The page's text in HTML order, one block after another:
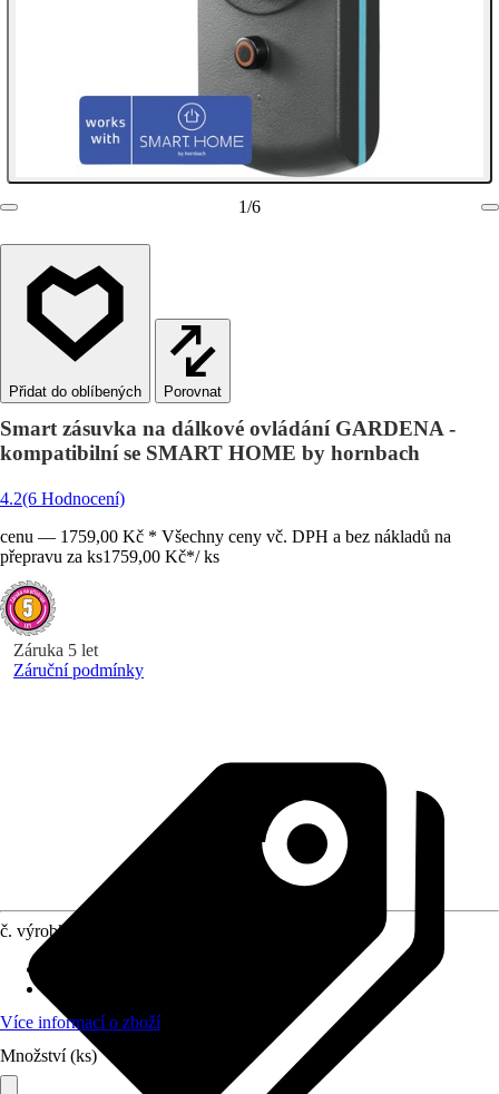
1/6
Porovnat
Smart zásuvka na dálkové ovládání GARDENA -
kompatibilní se SMART HOME by hornbach
4.2(6 Hodnocení)
cenu — 1759,00 Kč * Všechny ceny vč. DPH a bez nákladů na
přepravu za ks1759,00 Kč*/ ks
Záruka 5 let
Záruční podmínky
č. výrobku
Více informací o zboží
Množství (ks)